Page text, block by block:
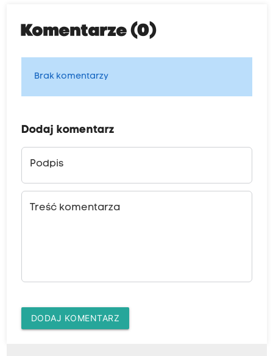
Komentarze (0)
Brak komentarzy
Dodaj komentarz
Podpis
Treść komentarza
DODAJ KOMENTARZ